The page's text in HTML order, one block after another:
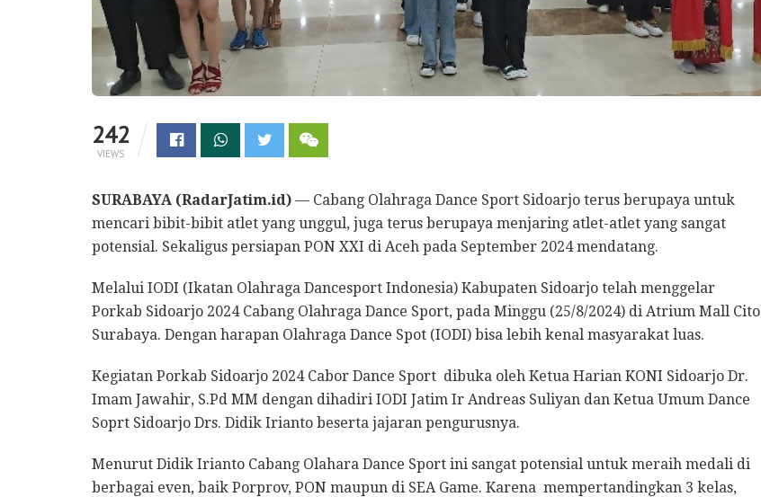
242
VIEWS
SURABAYA (RadarJatim.id) — Cabang Olahraga Dance Sport Sidoarjo terus berupaya untuk
mencari bibit-bibit atlet yang unggul, juga terus berupaya menjaring atlet-atlet yang sangat
potensial. Sekaligus persiapan PON XXI di Aceh pada September 2024 mendatang.
Melalui IODI (Ikatan Olahraga Dancesport Indonesia) Kabupaten Sidoarjo telah menggelar
Porkab Sidoarjo 2024 Cabang Olahraga Dance Sport, pada Minggu (25/8/2024) di Atrium Mall Cito
Surabaya. Dengan harapan Olahraga Dance Spot (IODI) bisa lebih kenal masyarakat luas.
Kegiatan Porkab Sidoarjo 2024 Cabor Dance Sport dibuka oleh Ketua Harian KONI Sidoarjo Dr.
Imam Jawahir, S.Pd MM dengan dihadiri IODI Jatim Ir Andreas Suliyan dan Ketua Umum Dance
Soprt Sidoarjo Drs. Didik Irianto beserta jajaran pengurusnya.
Menurut Didik Irianto Cabang Olahara Dance Sport ini sangat potensial untuk meraih medali di
berbagai even, baik Porprov, PON maupun di SEA Game. Karena mempertandingkan 3 kelas,